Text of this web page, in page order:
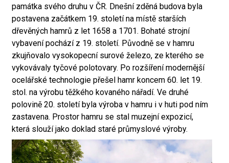
památka svého druhu v ČR. Dnešní zděná budova byla
postavena začátkem 19. století na místě starších
dřevěných hamrů z let 1658 a 1701. Bohaté strojní
vybavení pochází z 19. století. Původně se v hamru
zkujňovalo vysokopecní surové železo, ze kterého se
vykovávaly tyčové polotovary. Po rozšíření modernější
ocelářské technologie přešel hamr koncem 60. let 19.
stol. na výrobu těžkého kovaného nářadí. Ve druhé
polovině 20. století byla výroba v hamru i v huti pod ním
zastavena. Prostor hamru se stal muzejní expozicí,
která slouží jako doklad staré průmyslové výroby.